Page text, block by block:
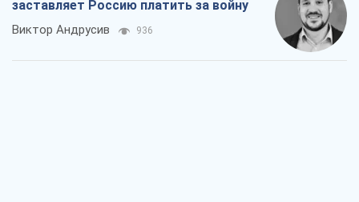
заставляет Россию платить за войну
Виктор Андрусив 936